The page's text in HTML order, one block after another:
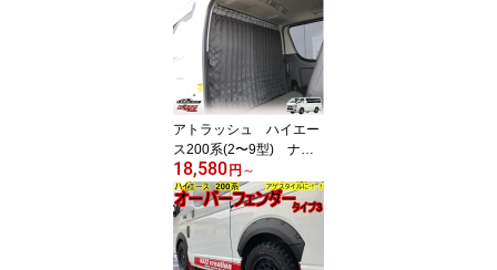
アトラッシュ ハイエー
ス200系(2〜9型) ナロ
ー 標準ルーフ 間仕切
りカーテン(車中泊) by
カズクリエイション
18,580円 ～